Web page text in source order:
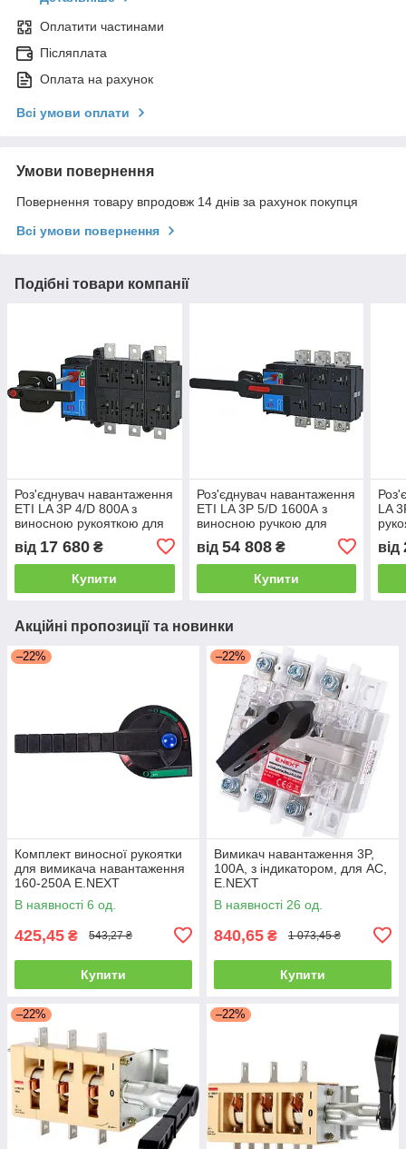
Оплатити частинами
Післяплата
Оплата на рахунок
Всі умови оплати
Умови повернення
Повернення товару впродовж 14 днів за рахунок покупця
Всі умови повернення
Подібні товари компанії
Роз'єднувач навантаження
ETI LA 3P 4/D 800A з
виносною рукояткою для
електроенергією
від 17 680 ₴
Купити
Роз'єднувач навантаження
ETI LA 3P 5/D 1600А з
виносною ручкою для
від 54 808₴
Купити
LA
від
Акційні пропозиції та новинки
–22%
Комплект виносної рукоятки
для вимикача навантаження
160-250А E.NEXT
В наявності 6 од.
425,45 ₴ 543,27 ₴
Купити
–22%
Вимикач навантаження 3P,
100А, з індикатором, для АС,
E.NEXT
В наявності 26 од.
840,65 ₴ 1 073,45 ₴
Купити
–22% –22%